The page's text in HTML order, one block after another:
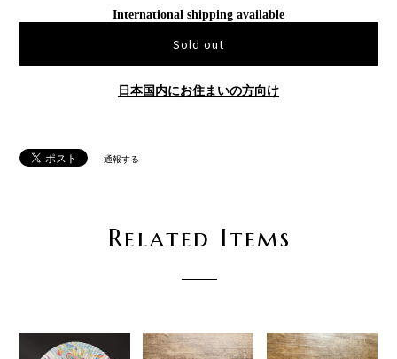
International shipping available
Sold out
日本国内にお住まいの方向け
通報する
Related Items